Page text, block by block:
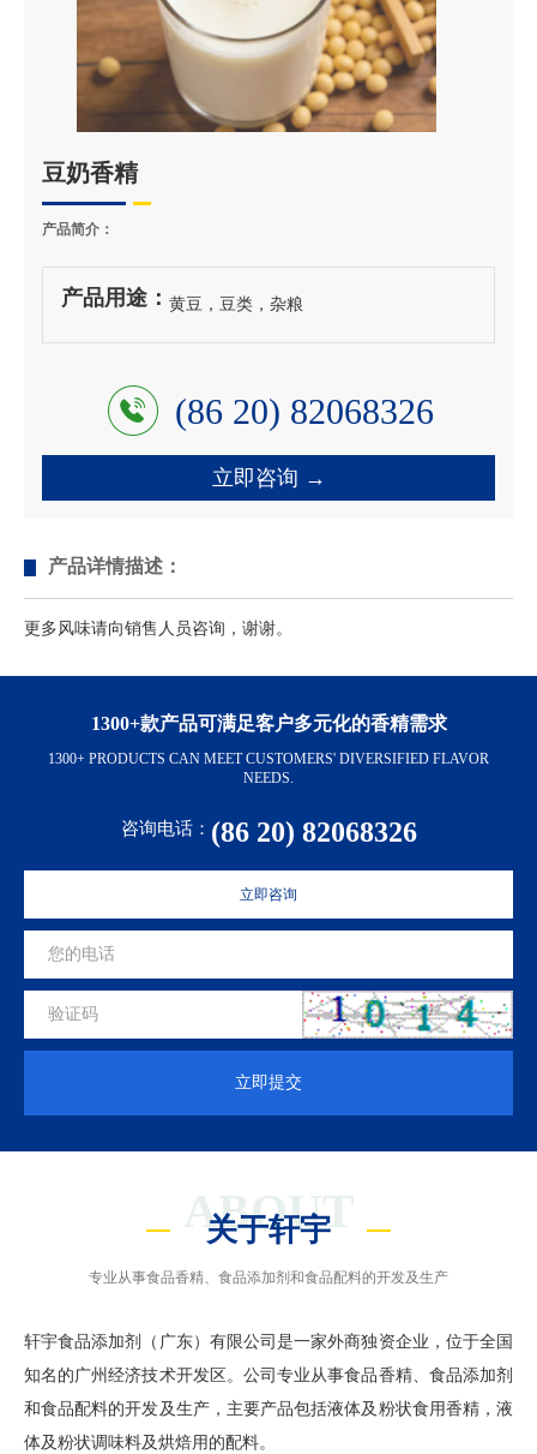
豆奶香精
产品简介：
产品用途： 黄豆，豆类，杂粮
立即咨询 →
(86 20) 82068326
产品详情描述：
更多风味请向销售人员咨询，谢谢。
1300+款产品可满足客户多元化的香精需求
1300+ PRODUCTS CAN MEET CUSTOMERS' DIVERSIFIED FLAVOR
NEEDS.
咨询电话： (86 20) 82068326
立即咨询
立即提交
ABOUT
关于轩宇
专业从事食品香精、食品添加剂和食品配料的开发及生产
轩宇食品添加剂（广东）有限公司是一家外商独资企业，位于全国
知名的广州经济技术开发区。公司专业从事食品香精、食品添加剂
和食品配料的开发及生产，主要产品包括液体及粉状食用香精，液
体及粉状调味料及烘焙用的配料。